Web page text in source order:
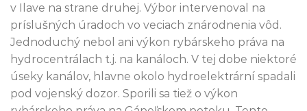
v Ilave na strane druhej. Výbor intervenoval na
príslušných úradoch vo veciach znárodnenia vôd.
Jednoduchý nebol ani výkon rybárskeho práva na
hydrocentrálach t.j. na kanáloch. V tej dobe niektoré
úseky kanálov, hlavne okolo hydroelektrární spadali
pod vojenský dozor. Sporili sa tiež o výkon